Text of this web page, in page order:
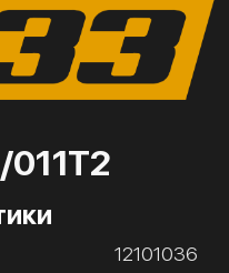
12101036